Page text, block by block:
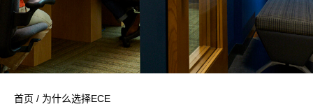
首页 / 为什么选择ECE